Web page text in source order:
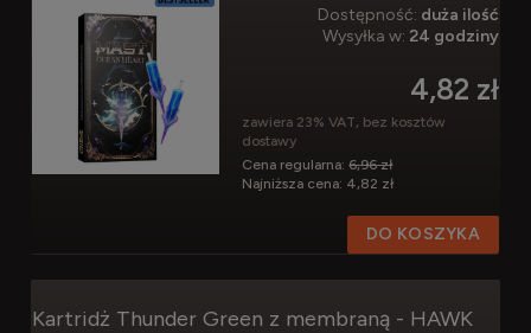
Dostępność: duża ilość
Wysyłka w: 24 godziny
4,82 zł
zawiera 23% VAT, bez kosztów
dostawy
Cena regularna:6,96 zł
Najniższa cena: 4,82 zł
DO KOSZYKA
Kartridż Thunder Green z membraną - HAWK